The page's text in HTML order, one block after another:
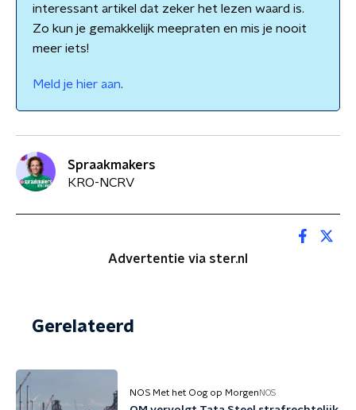
interessant artikel dat zeker het lezen waard is.
Zo kun je gemakkelijk meepraten en mis je nooit
meer iets!
Meld je hier aan.
Spraakmakers
KRO-NCRV
Advertentie via ster.nl
Gerelateerd
NOS Met het Oog op Morgen NOS